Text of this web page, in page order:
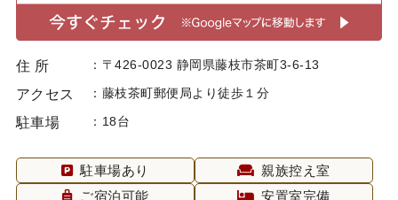
住 所 〒426-0023 静岡県藤枝市茶町3-6-13
アクセス 藤枝茶町郵便局より徒歩１分
駐車場 18台
駐車場あり
親族控え室
ご宿泊可能
安置室完備